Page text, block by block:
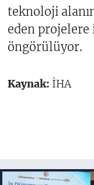
teknoloji
eden projelere
öngörülüyor.
Kaynak: İHA